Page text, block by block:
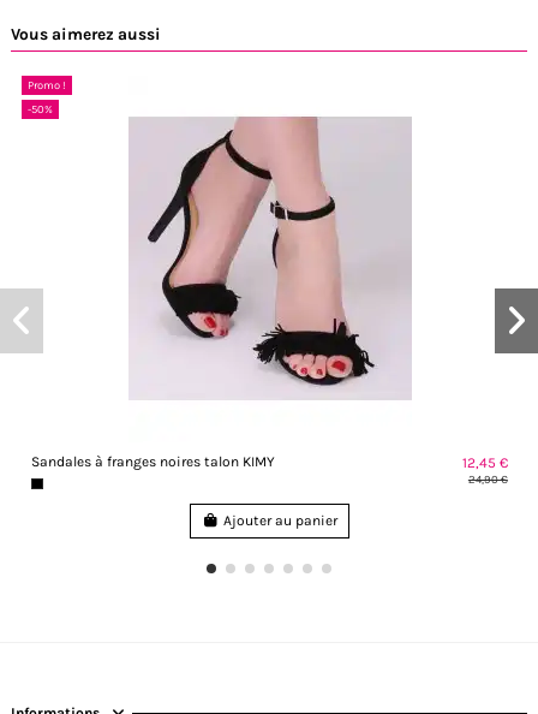
Vous aimerez aussi
Promo !
-50%
Sandales à franges noires talon KIMY 12,45 €
24,90 €
Ajouter au panier